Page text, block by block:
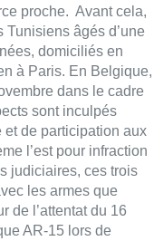
proche. Avant cela,
Tunisiens âgés d’une
domiciliés en
à Paris. En Belgique,
dans le cadre
sont inculpés
et de participation aux
l’est pour infraction
judiciaires, ces trois
les armes que
de l’attentat du 16
AR-15 lors de